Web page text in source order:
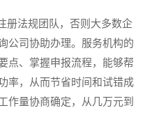
法规团队，否则大多数企
公司协助办理。服务机构的
点、掌握申报流程，能够帮
率，从而节省时间和试错成
作量协商确定，从几万元到